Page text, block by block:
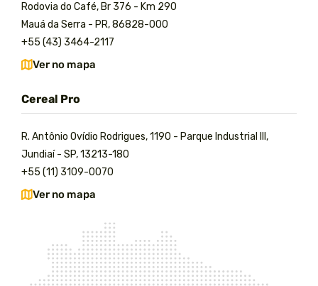
Rodovia do Café, Br 376 - Km 290
Mauá da Serra - PR, 86828-000
+55 (43) 3464-2117
Ver no mapa
Cereal Pro
R. Antônio Ovídio Rodrigues, 1190 - Parque Industrial III,
Jundiaí - SP, 13213-180
+55 (11) 3109-0070
Ver no mapa